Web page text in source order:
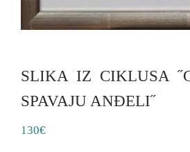
SLIKA IZ CIKLUSA
SPAVAJU ANĐELI˝
130€